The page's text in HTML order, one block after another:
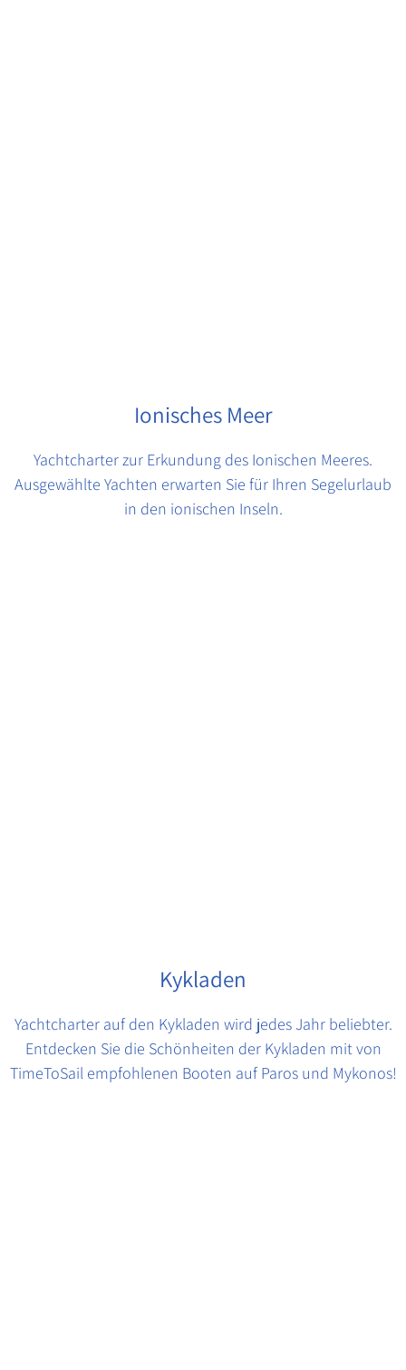
Ionisches Meer
Yachtcharter zur Erkundung des Ionischen Meeres.
Ausgewählte Yachten erwarten Sie für Ihren Segelurlaub
in den ionischen Inseln.
Kykladen
Yachtcharter auf den Kykladen wird jedes Jahr beliebter.
Entdecken Sie die Schönheiten der Kykladen mit von
TimeToSail empfohlenen Booten auf Paros und Mykonos!